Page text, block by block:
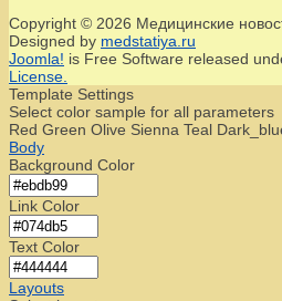
Copyright © 2026 Медицинские
Designed by medstatiya.ru
Joomla! is Free Software released
License.
Template Settings
Select color sample for all parameters
Red Green Olive Sienna Teal
Body
Background Color
Link Color
Text Color
Layouts